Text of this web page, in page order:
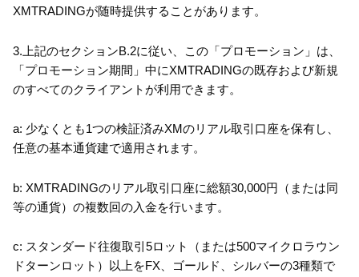
XMTRADINGが随時提供することがあります。
3.上記のセクションB.2に従い、この「プロモーション」は、
「プロモーション期間」中にXMTRADINGの既存および新規
のすべてのクライアントが利用できます。
a: 少なくとも1つの検証済みXMのリアル取引口座を保有し、
任意の基本通貨建で適用されます。
b: XMTRADINGのリアル取引口座に総額30,000円（または同
等の通貨）の複数回の入金を行います。
c: スタンダード往復取引5ロット（または500マイクロラウン
ドターンロット）以上をFX、ゴールド、シルバーの3種類で